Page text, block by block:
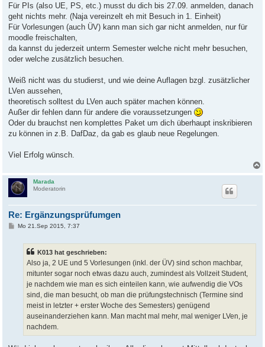
Für PIs (also UE, PS, etc.) musst du dich bis 27.09. anmelden, danach
geht nichts mehr. (Naja vereinzelt eh mit Besuch in 1. Einheit)
Für Vorlesungen (auch ÜV) kann man sich gar nicht anmelden, nur für
moodle freischalten,
da kannst du jederzeit unterm Semester welche nicht mehr besuchen,
oder welche zusätzlich besuchen.
Weiß nicht was du studierst, und wie deine Auflagen bzgl. zusätzlicher
LVen aussehen,
theoretisch solltest du LVen auch später machen können.
Außer dir fehlen dann für andere die voraussetzungen
Oder du brauchst nen komplettes Paket um dich überhaupt inskribieren
zu können in z.B. DafDaz, da gab es glaub neue Regelungen.
Viel Erfolg wünsch.
Marada
Moderatorin
Re: Ergänzungsprüfumgen
BMo 21.Sep 2015, 7:37
K013 hat geschrieben:
Also ja, 2 UE und 5 Vorlesungen (inkl. der ÜV) sind schon machbar,
mitunter sogar noch etwas dazu auch, zumindest als Vollzeit Student,
je nachdem wie man es sich einteilen kann, wie aufwendig die VOs
sind, die man besucht, ob man die prüfungstechnisch (Termine sind
meist in letzter + erster Woche des Semesters) genügend
auseinanderziehen kann. Man macht mal mehr, mal weniger LVen, je
nachdem.